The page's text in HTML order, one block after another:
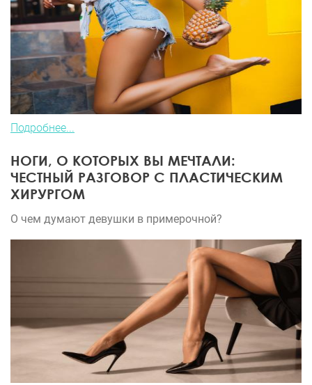
Подробнее...
НОГИ, О КОТОРЫХ ВЫ МЕЧТАЛИ:
ЧЕСТНЫЙ РАЗГОВОР С ПЛАСТИЧЕСКИМ
ХИРУРГОМ
О чем думают девушки в примерочной?